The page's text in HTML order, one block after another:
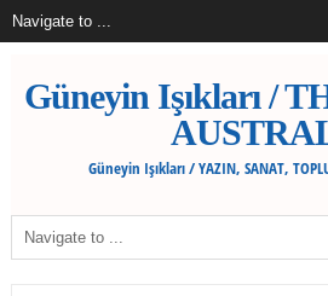
Güneyin Işıkları /
Güneyin Işıkları / YAZIN, SANAT,